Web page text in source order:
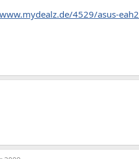
4529/asus-